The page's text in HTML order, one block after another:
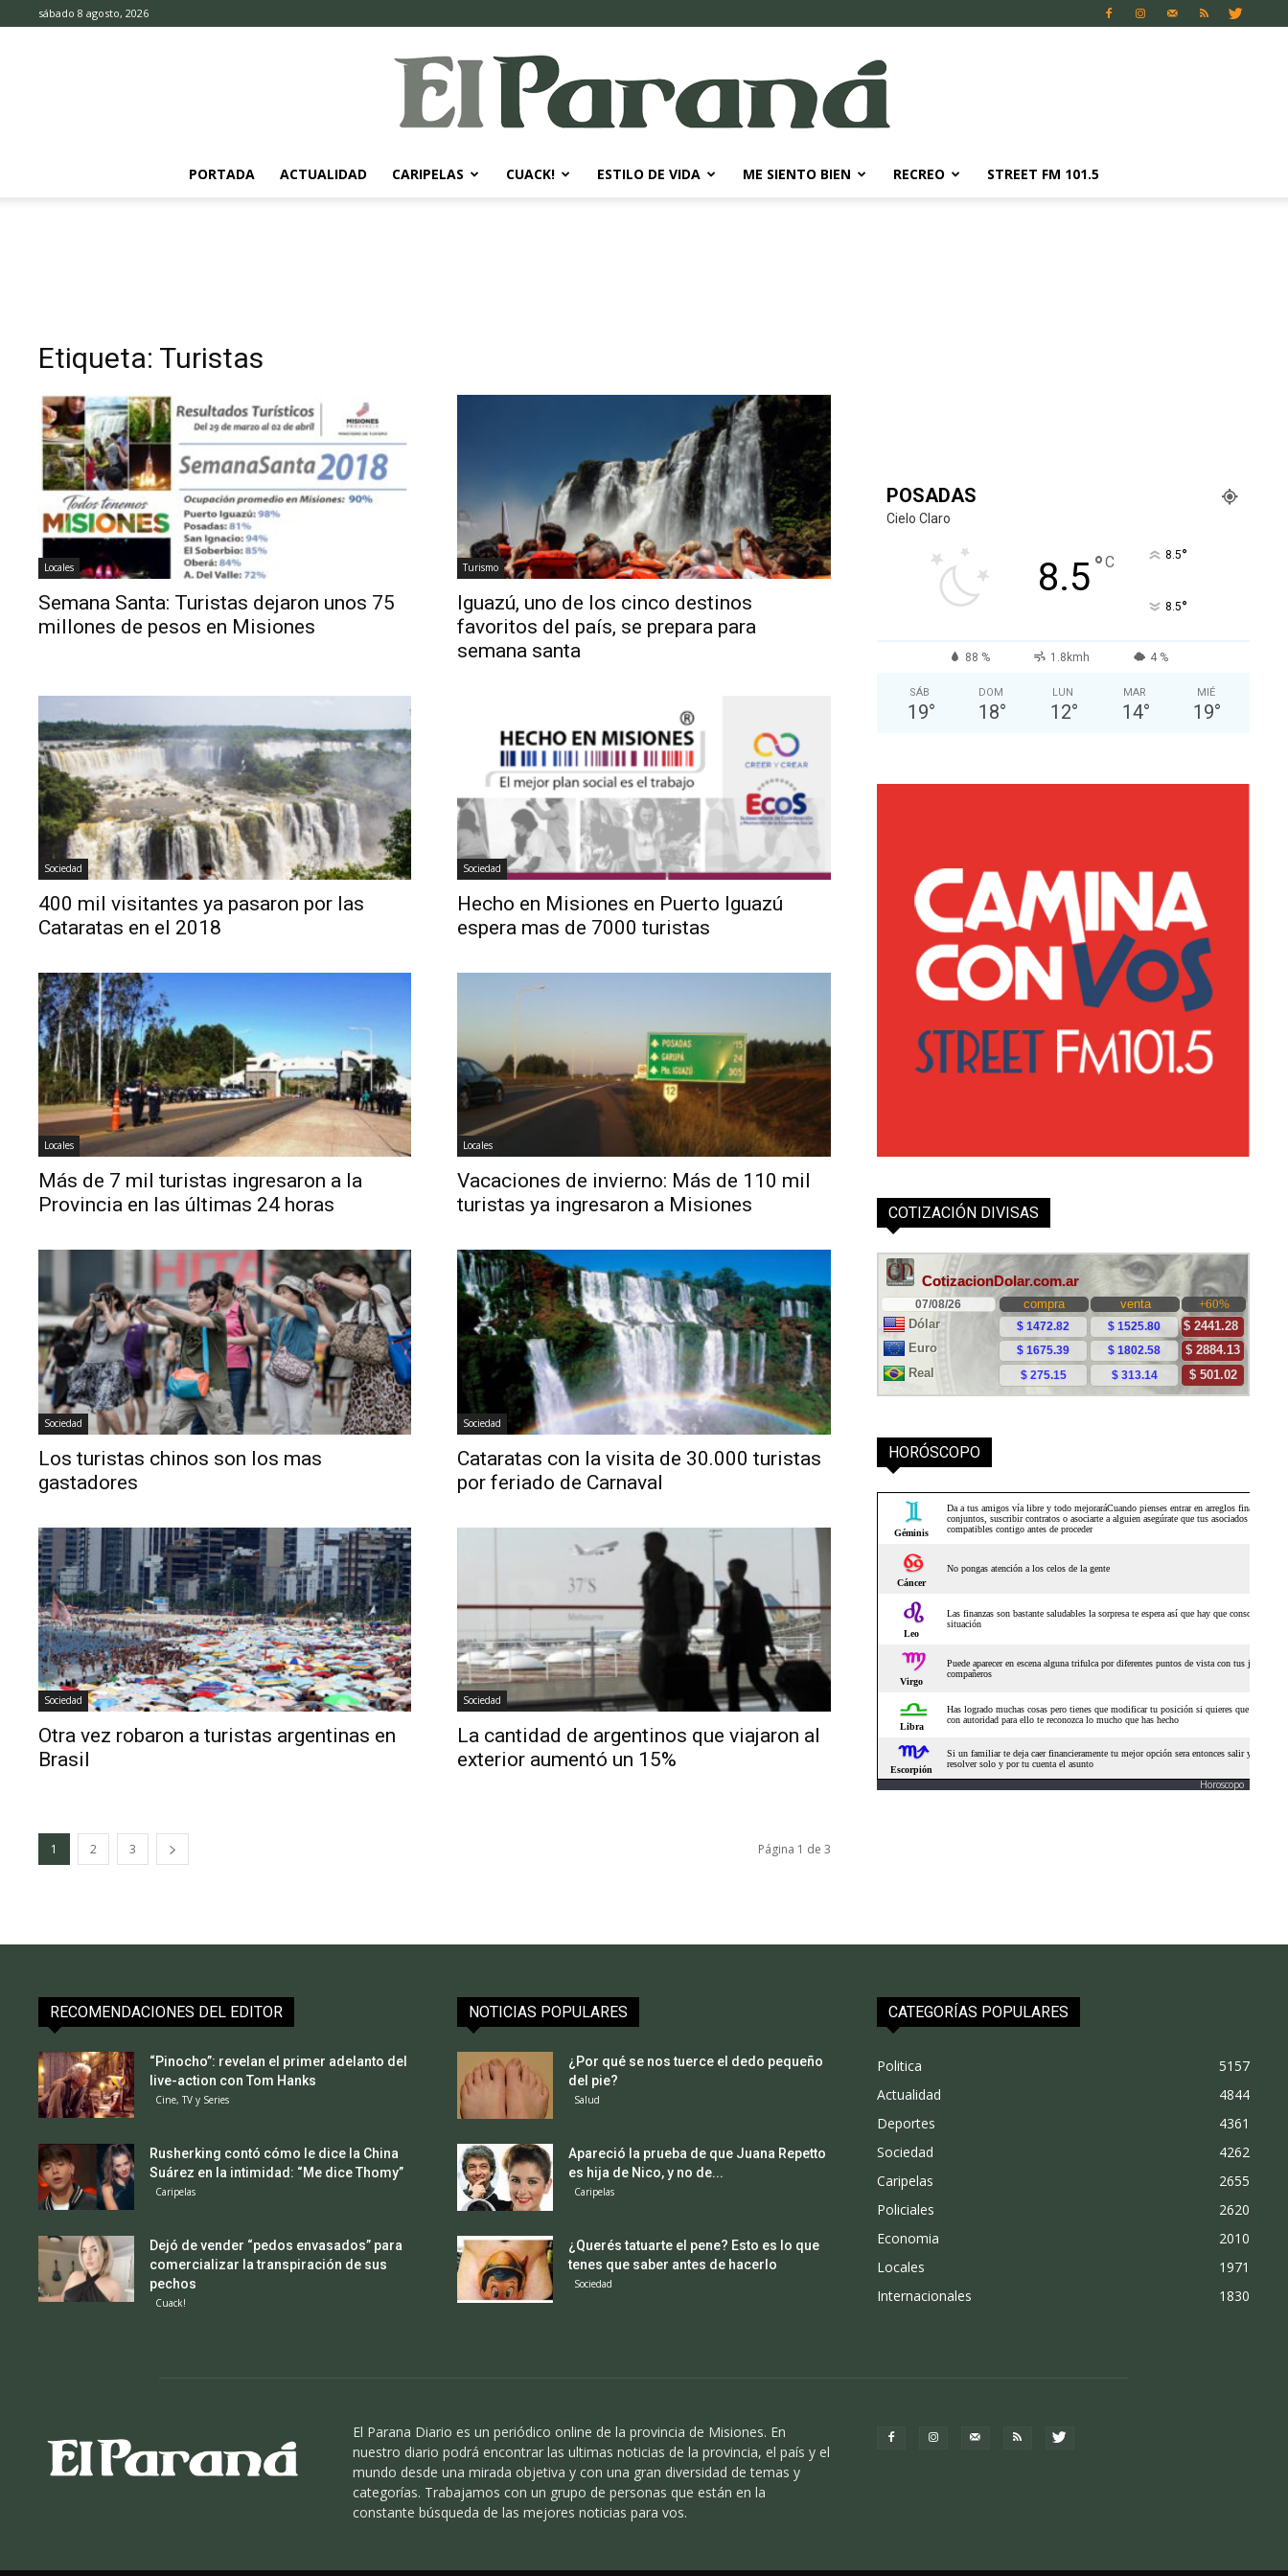
sábado 8 agosto, 2026
Diario
PORTADA ACTUALIDAD CARIPELAS CUACK! ESTILO DE VIDA ME SIENTO BIEN RECREO STREET FM 101.5
Etiqueta: Turistas
Locales
Semana Santa: Turistas dejaron unos 75
millones de pesos en Misiones
Turismo
Iguazú, uno de los cinco destinos
favoritos del país, se prepara para
semana santa
Sociedad
400 mil visitantes ya pasaron por las
Cataratas en el 2018
Sociedad
Hecho en Misiones en Puerto Iguazú
espera mas de 7000 turistas
Locales
Más de 7 mil turistas ingresaron a la
Provincia en las últimas 24 horas
Locales
Vacaciones de invierno: Más de 110 mil
turistas ya ingresaron a Misiones
Sociedad
Los turistas chinos son los mas
gastadores
Sociedad
Cataratas con la visita de 30.000 turistas
por feriado de Carnaval
Sociedad
Otra vez robaron a turistas argentinas en
Brasil
Sociedad
La cantidad de argentinos que viajaron al
exterior aumentó un 15%
1 2 3 Página 1 de 3
POSADAS
Cielo Claro
8.5°C 8.5°
8.5°
88 % 1.8kmh 4 %
SÁB
19°
DOM
18°
LUN
12°
MAR
14°
MIÉ
19°
COTIZACIÓN DIVISAS
HORÓSCOPO
Horoscopo
RECOMENDACIONES DEL EDITOR
“Pinocho”: revelan el primer adelanto del
live-action con Tom Hanks
Cine, TV y Series
Rusherking contó cómo le dice la China
Suárez en la intimidad: “Me dice Thomy”
Caripelas
Dejó de vender “pedos envasados” para
comercializar la transpiración de sus
pechos
Cuack!
NOTICIAS POPULARES
¿Por qué se nos tuerce el dedo pequeño
del pie?
Salud
Apareció la prueba de que Juana Repetto
es hija de Nico, y no de...
Caripelas
¿Querés tatuarte el pene? Esto es lo que
tenes que saber antes de hacerlo
Sociedad
CATEGORÍAS POPULARES
Politica
5157
Actualidad
4844
Deportes
4361
Sociedad
4262
Caripelas
2655
Policiales
2620
Economia
2010
Locales
1971
Internacionales
1830
El Parana Diario es un periódico online de la provincia de Misiones. En
nuestro diario podrá encontrar las ultimas noticias de la provincia, el país y el
mundo desde una mirada objetiva y con una gran diversidad de temas y
categorías. Trabajamos con un grupo de personas que están en la
constante búsqueda de las mejores noticias para vos.